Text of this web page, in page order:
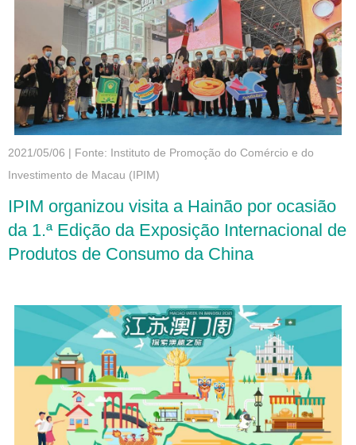
2021/05/06 | Fonte: Instituto de Promoção do Comércio e do
Investimento de Macau (IPIM)
IPIM organizou visita a Hainão por ocasião
da 1.ª Edição da Exposição Internacional de
Produtos de Consumo da China